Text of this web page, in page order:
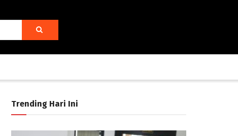
Trending Hari Ini